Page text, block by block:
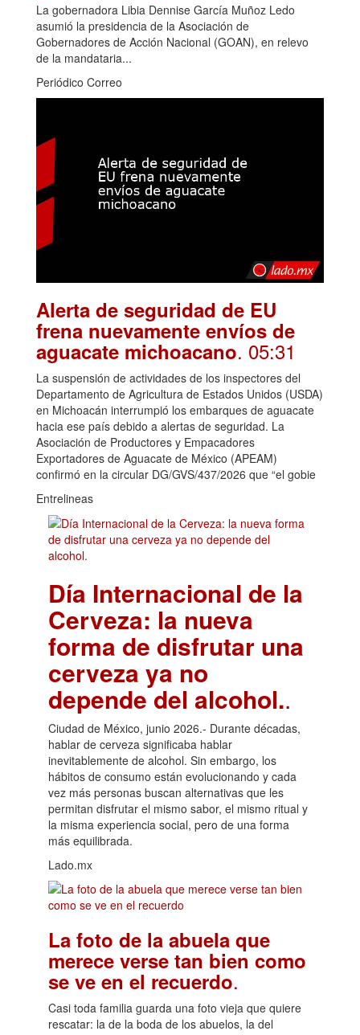
La gobernadora Libia Dennise García Muñoz Ledo
asumió la presidencia de la Asociación de
Gobernadores de Acción Nacional (GOAN), en relevo
de la mandataria...
Periódico Correo
Alerta de seguridad de EU
frena nuevamente envíos de
aguacate michoacano. 05:31
La suspensión de actividades de los inspectores del
Departamento de Agricultura de Estados Unidos (USDA)
en Michoacán interrumpió los embarques de aguacate
hacia ese país debido a alertas de seguridad. La
Asociación de Productores y Empacadores
Exportadores de Aguacate de México (APEAM)
confirmó en la circular DG/GVS/437/2026 que “el gobie
Entrelineas
Día Internacional de la
Cerveza: la nueva
forma de disfrutar una
cerveza ya no
depende del alcohol..
Ciudad de México, junio 2026.- Durante décadas,
hablar de cerveza significaba hablar
inevitablemente de alcohol. Sin embargo, los
hábitos de consumo están evolucionando y cada
vez más personas buscan alternativas que les
permitan disfrutar el mismo sabor, el mismo ritual y
la misma experiencia social, pero de una forma
más equilibrada.
Lado.mx
La foto de la abuela que
merece verse tan bien como
se ve en el recuerdo.
Casi toda familia guarda una foto vieja que quiere
rescatar: la de la boda de los abuelos, la del